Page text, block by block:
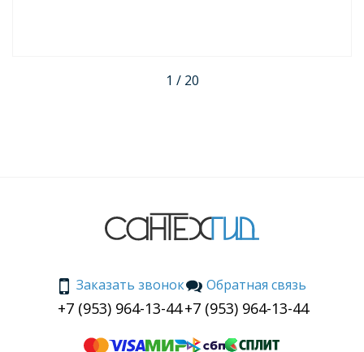
задумывается о покупке новой раковины.
1 / 20
Заказать звонок
+7 (953) 964-13-44
Обратная связь
+7 (953) 964-13-44